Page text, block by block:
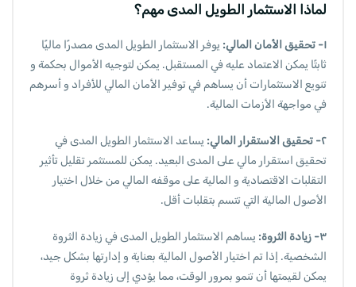
لماذا الاستثمار الطويل المدى مهم؟
١- تحقيق الأمان المالي:
يوفر الاستثمار الطويل المدى مصدرًا ماليًا
ثابتًا يمكن الاعتماد عليه في المستقبل. يمكن لتوجيه الأموال بحكمة و
تنويع الاستثمارات أن يساهم في توفير الأمان المالي للأفراد و أسرهم
في مواجهة الأزمات المالية.
٢- تحقيق الاستقرار المالي:
يساعد الاستثمار الطويل المدى في
تحقيق استقرار مالي على المدى البعيد. يمكن للمستثمر تقليل تأثير
التقلبات الاقتصادية و المالية على موقفه المالي من خلال اختيار
الأصول المالية التي تتسم بتقلبات أقل.
٣- زيادة الثروة:
يساهم الاستثمار الطويل المدى في زيادة الثروة
الشخصية. إذا تم اختيار الأصول المالية بعناية و إدارتها بشكل جيد،
يمكن لقيمتها أن تنمو بمرور الوقت، مما يؤدي إلى زيادة ثروة